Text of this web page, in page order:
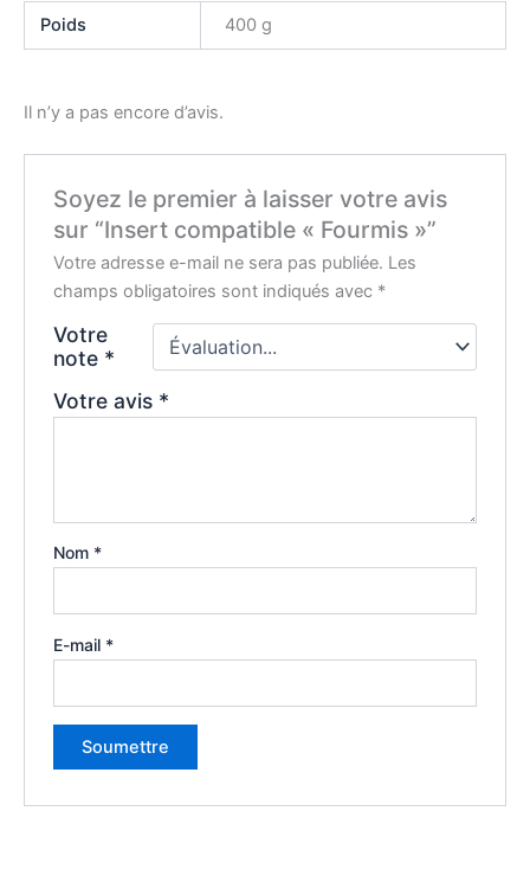
Poids 400 g
Il n’y a pas encore d’avis.
Soyez le premier à laisser votre avis
sur “Insert compatible « Fourmis »”
Votre adresse e-mail ne sera pas publiée. Les
champs obligatoires sont indiqués avec *
Votre
note *
Votre avis *
Nom *
E-mail *